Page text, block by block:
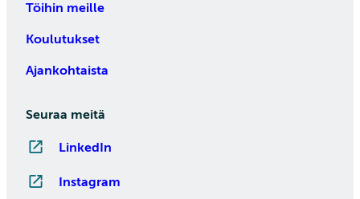
Töihin meille
Koulutukset
Ajankohtaista
Seuraa meitä
LinkedIn
Instagram